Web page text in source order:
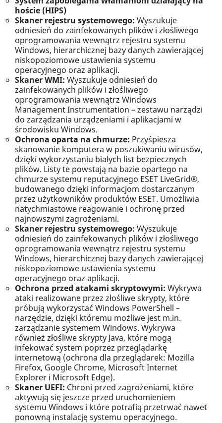
hoście (HIPS)
Skaner rejestru systemowego: Wyszukuje
odniesień do zainfekowanych plików i złośliwego
oprogramowania wewnątrz rejestru systemu
Windows, hierarchicznej bazy danych zawierającej
niskopoziomowe ustawienia systemu
operacyjnego oraz aplikacji.
Skaner WMI: Wyszukuje odniesień do
zainfekowanych plików i złośliwego
oprogramowania wewnątrz Windows
Management Instrumentation – zestawu narządzi
do zarządzania urządzeniami i aplikacjami w
środowisku Windows.
Ochrona oparta na chmurze: Przyśpiesza
skanowanie komputera w poszukiwaniu wirusów,
dzięki wykorzystaniu białych list bezpiecznych
plików. Listy te powstają na bazie opartego na
chmurze systemu reputacyjnego ESET LiveGrid®,
budowanego dzięki informacjom dostarczanym
przez użytkowników produktów ESET. Umożliwia
natychmiastowe reagowanie i ochronę przed
najnowszymi zagrożeniami.
Skaner rejestru systemowego: Wyszukuje
odniesień do zainfekowanych plików i złośliwego
oprogramowania wewnątrz rejestru systemu
Windows, hierarchicznej bazy danych zawierającej
niskopoziomowe ustawienia systemu
operacyjnego oraz aplikacji.
Ochrona przed atakami skryptowymi: Wykrywa
ataki realizowane przez złośliwe skrypty, które
próbują wykorzystać Windows PowerShell –
narzędzie, dzięki któremu możliwe jest m.in.
zarządzanie systemem Windows. Wykrywa
również złośliwe skrypty Java, które mogą
infekować system poprzez przeglądarkę
internetową (ochrona dla przeglądarek: Mozilla
Firefox, Google Chrome, Microsoft Internet
Explorer i Microsoft Edge).
Skaner UEFI: Chroni przed zagrożeniami, które
aktywują się jeszcze przed uruchomieniem
systemu Windows i które potrafią przetrwać nawet
ponowną instalację systemu operacyjnego.